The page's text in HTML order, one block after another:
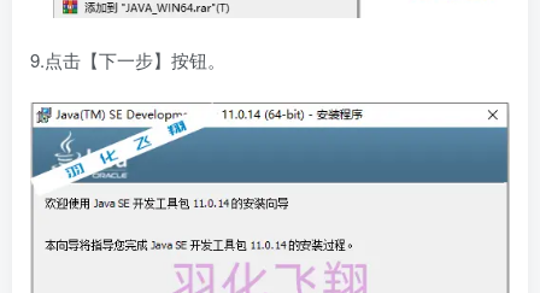
9.点击【下一步】按钮。